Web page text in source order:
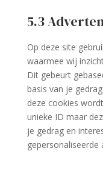
5.3
Op deze site
waarmee wij
Dit gebeurt
basis van je
deze cookies
unieke ID maar
je gedrag en